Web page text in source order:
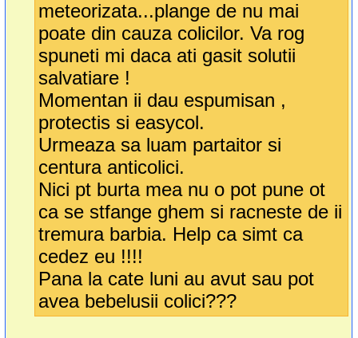
meteorizata...plange de nu mai
poate din cauza colicilor. Va rog
spuneti mi daca ati gasit solutii
salvatiare !
Momentan ii dau espumisan ,
protectis si easycol.
Urmeaza sa luam partaitor si
centura anticolici.
Nici pt burta mea nu o pot pune ot
ca se stfange ghem si racneste de ii
tremura barbia. Help ca simt ca
cedez eu !!!!
Pana la cate luni au avut sau pot
avea bebelusii colici???